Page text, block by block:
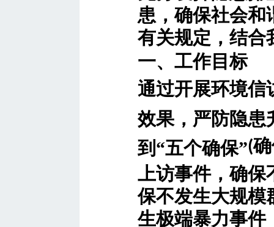
患，确保社会和
有关规定，结合
一、工作目标
通过开展环境信
效果，严防隐患
到“五个确保”(
上访事件，确
保不发生大规模
生极端暴力事件